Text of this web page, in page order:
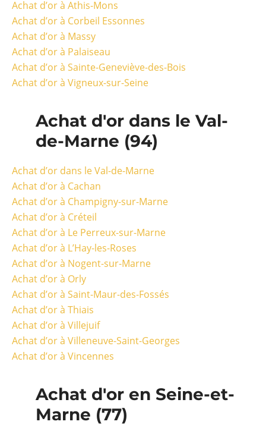
Achat d’or à Athis-Mons
Achat d’or à Corbeil Essonnes
Achat d’or à Massy
Achat d’or à Palaiseau
Achat d’or à Sainte-Geneviève-des-Bois
Achat d’or à Vigneux-sur-Seine
Achat d'or dans le Val-
de-Marne (94)
Achat d’or dans le Val-de-Marne
Achat d’or à Cachan
Achat d’or à Champigny-sur-Marne
Achat d’or à Créteil
Achat d’or à Le Perreux-sur-Marne
Achat d’or à L’Hay-les-Roses
Achat d’or à Nogent-sur-Marne
Achat d’or à Orly
Achat d’or à Saint-Maur-des-Fossés
Achat d’or à Thiais
Achat d’or à Villejuif
Achat d’or à Villeneuve-Saint-Georges
Achat d’or à Vincennes
Achat d'or en Seine-et-
Marne (77)